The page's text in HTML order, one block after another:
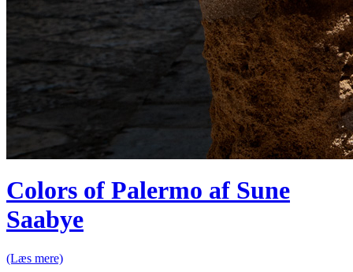
Colors of Palermo af Sune
Saabye
(Læs mere)